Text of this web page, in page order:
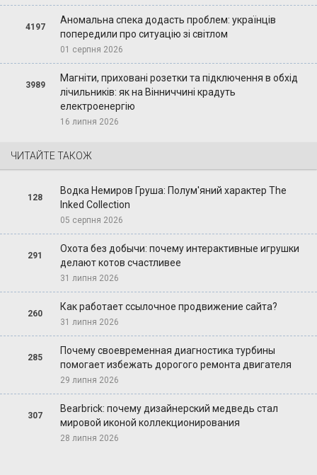
4197
Аномальна спека додасть проблем: українців
попередили про ситуацію зі світлом
01 серпня 2026
3989
Магніти, приховані розетки та підключення в обхід
лічильників: як на Вінниччині крадуть
електроенергію
16 липня 2026
ЧИТАЙТЕ ТАКОЖ
128
Водка Немиров Груша: Полум'яний характер The
Inked Collection
05 серпня 2026
291
Охота без добычи: почему интерактивные игрушки
делают котов счастливее
31 липня 2026
260
Как работает ссылочное продвижение сайта?
31 липня 2026
285
Почему своевременная диагностика турбины
помогает избежать дорогого ремонта двигателя
29 липня 2026
307
Bearbrick: почему дизайнерский медведь стал
мировой иконой коллекционирования
28 липня 2026